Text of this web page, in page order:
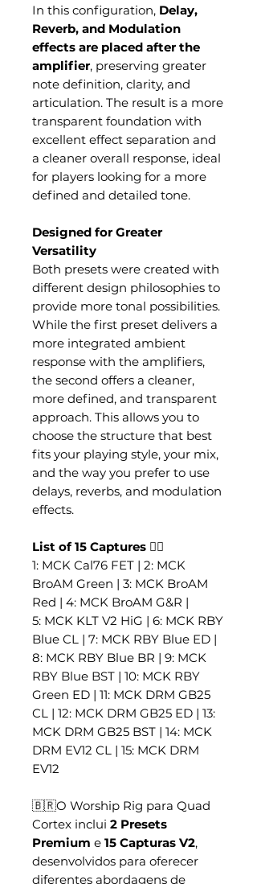
In this configuration, Delay,
Reverb, and Modulation
effects are placed after the
amplifier, preserving greater
note definition, clarity, and
articulation. The result is a more
transparent foundation with
excellent effect separation and
a cleaner overall response, ideal
for players looking for a more
defined and detailed tone.
Designed for Greater
Versatility
Both presets were created with
different design philosophies to
provide more tonal possibilities.
While the first preset delivers a
more integrated ambient
response with the amplifiers,
the second offers a cleaner,
more defined, and transparent
approach. This allows you to
choose the structure that best
fits your playing style, your mix,
and the way you prefer to use
delays, reverbs, and modulation
effects.
List of 15 Captures 👇🏼
1: MCK Cal76 FET | 2: MCK
BroAM Green | 3: MCK BroAM
Red | 4: MCK BroAM G&R |
5: MCK KLT V2 HiG | 6: MCK RBY
Blue CL | 7: MCK RBY Blue ED |
8: MCK RBY Blue BR | 9: MCK
RBY Blue BST | 10: MCK RBY
Green ED | 11: MCK DRM GB25
CL | 12: MCK DRM GB25 ED | 13:
MCK DRM GB25 BST | 14: MCK
DRM EV12 CL | 15: MCK DRM
EV12
🇧🇷O Worship Rig para Quad
Cortex inclui 2 Presets
Premium e 15 Capturas V2,
desenvolvidos para oferecer
diferentes abordagens de